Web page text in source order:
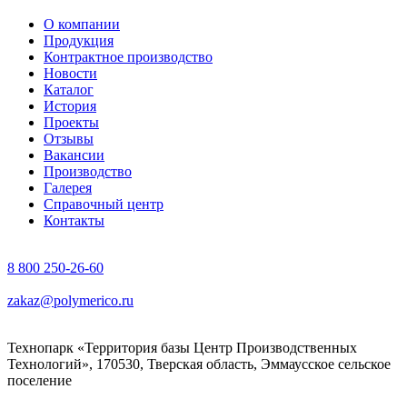
О компании
Продукция
Контрактное производство
Новости
Каталог
История
Проекты
Отзывы
Вакансии
Производство
Галерея
Справочный центр
Контакты
8 800 250-26-60
zakaz@polymerico.ru
Технопарк «Территория базы Центр Производственных
Технологий», 170530, Тверская область, Эммаусское сельское
поселение